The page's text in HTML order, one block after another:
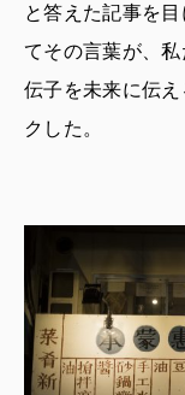
と答えた記事を
てその言葉が、
伝子を未来に伝
クした。